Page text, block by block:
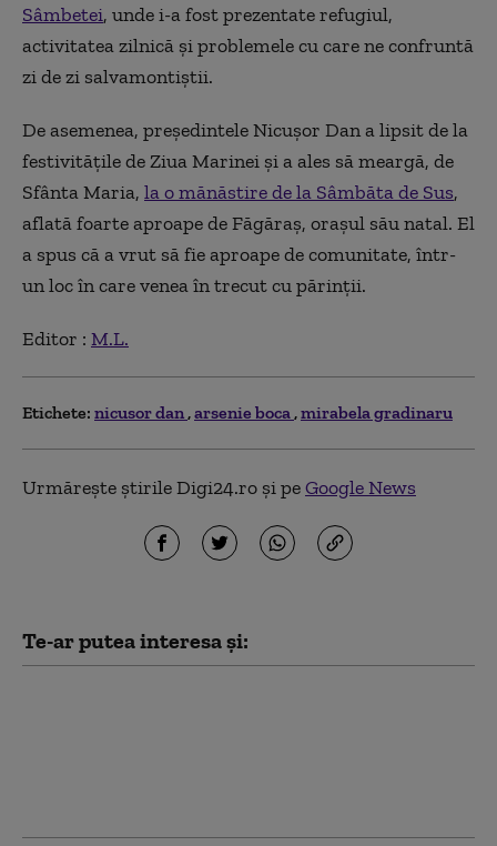
Sâmbetei, unde i-a fost prezentate refugiul,
activitatea zilnică şi problemele cu care ne confruntă
zi de zi salvamontiştii.
De asemenea, președintele Nicușor Dan a lipsit de la
festivitățile de Ziua Marinei și a ales să meargă, de
Sfânta Maria, la o mănăstire de la Sâmbăta de Sus,
aflată foarte aproape de Făgăraș, orașul său natal. El
a spus că a vrut să fie aproape de comunitate, într-
un loc în care venea în trecut cu părinții.
Editor : M.L.
Etichete: nicusor dan arsenie boca mirabela gradinaru
Urmărește știrile Digi24.ro și peGoogle News
Te-ar putea interesa și: